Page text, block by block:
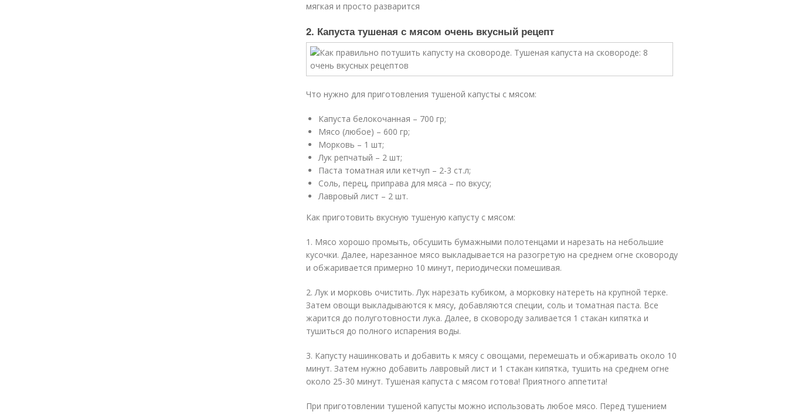
мягкая и просто разварится
2. Капуста тушеная с мясом очень вкусный рецепт
Что нужно для приготовления тушеной капусты с мясом:
Капуста белокочанная – 700 гр;
Мясо (любое) – 600 гр;
Морковь – 1 шт;
Лук репчатый – 2 шт;
Паста томатная или кетчуп – 2-3 ст.л;
Соль, перец, приправа для мяса – по вкусу;
Лавровый лист – 2 шт.
Как приготовить вкусную тушеную капусту с мясом:
1. Мясо хорошо промыть, обсушить бумажными полотенцами и нарезать на небольшие
кусочки. Далее, нарезанное мясо выкладывается на разогретую на среднем огне сковороду
и обжаривается примерно 10 минут, периодически помешивая.
2. Лук и морковь очистить. Лук нарезать кубиком, а морковку натереть на крупной терке.
Затем овощи выкладываются к мясу, добавляются специи, соль и томатная паста. Все
жарится до полуготовности лука. Далее, в сковороду заливается 1 стакан кипятка и
тушиться до полного испарения воды.
3. Капусту нашинковать и добавить к мясу с овощами, перемешать и обжаривать около 10
минут. Затем нужно добавить лавровый лист и 1 стакан кипятка, тушить на среднем огне
около 25-30 минут. Тушеная капуста с мясом готова! Приятного аппетита!
При приготовлении тушеной капусты можно использовать любое мясо. Перед тушением